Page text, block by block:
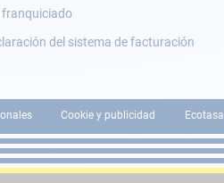
franquiciado
del sistema de facturación
Cookie y publicidad Ecotasa